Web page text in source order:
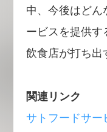
中、今後はどん
ービスを提供す
飲食店が打ち出
関連リンク
サトフードサー